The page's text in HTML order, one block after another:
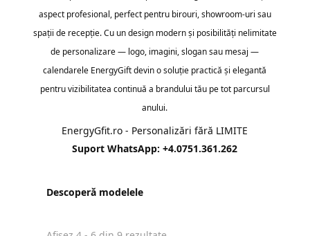
aspect profesional, perfect pentru birouri, showroom-uri sau
spații de recepție. Cu un design modern și posibilități nelimitate
de personalizare — logo, imagini, slogan sau mesaj —
calendarele EnergyGift devin o soluție practică și elegantă
pentru vizibilitatea continuă a brandului tău pe tot parcursul
anului.
EnergyGfit.ro - Personalizări fără LIMITE
Suport WhatsApp: +4.0751.361.262
Descoperă modelele